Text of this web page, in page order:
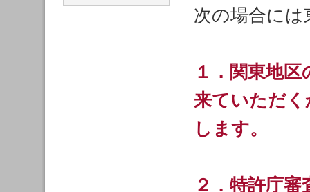
次の場合には
１．関東地
来ていただ
します。
２．特許庁